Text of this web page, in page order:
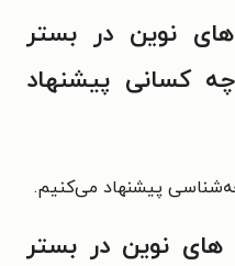
نوین در بستر
کسانی پیشنهاد
پیشنهاد می‌کنیم.
نوین در بستر